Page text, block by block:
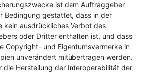
ist dem Auftraggeber
Bedingung gestattet, dass in der
kein ausdrückliches Verbot des
oder Dritter enthalten ist, und dass
Copyright- und Eigentumsvermerke in
unverändert mitübertragen werden.
die Herstellung der Interoperabilität der